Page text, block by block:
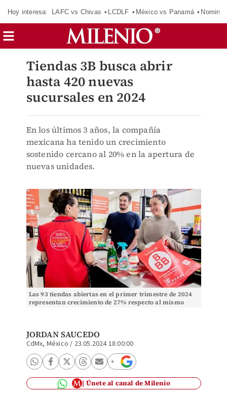
Hoy interesa: LAFC vs Chivas LCDLF México vs Panamá
Tiendas 3B busca abrir
hasta 420 nuevas
sucursales en 2024
En los últimos 3 años, la compañía
mexicana ha tenido un crecimiento
sostenido cercano al 20% en la apertura de
nuevas unidades.
Las 93 tiendas abiertas en el primer trimestre de 2024
representan crecimiento de 27% respecto al mismo
JORDAN SAUCEDO
CdMx, México / 23.05.2024 18:00:00
Únete al canal de Milenio